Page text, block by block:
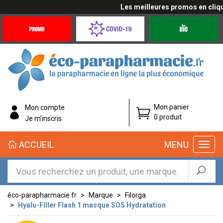
Les meilleures promos en
Offres
Coronavirus
éco-
parapharmacie.fr
éco-
parapharmacie.fr
Mon compte
Je m’inscris
Mon panier
0 produit
MENU
ACCUEIL
éco-parapharmacie.fr Marque
Filorga
Hyalu-Filler Flash 1 masque SOS Hydratation